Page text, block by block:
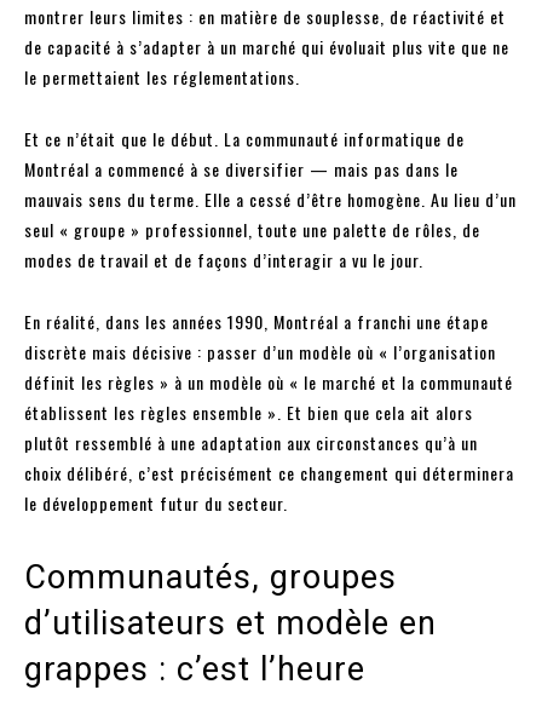
montrer leurs limites : en matière de souplesse, de réactivité et
de capacité à s’adapter à un marché qui évoluait plus vite que ne
le permettaient les réglementations.
Et ce n’était que le début. La communauté informatique de
Montréal a commencé à se diversifier — mais pas dans le
mauvais sens du terme. Elle a cessé d’être homogène. Au lieu d’un
seul « groupe » professionnel, toute une palette de rôles, de
modes de travail et de façons d’interagir a vu le jour.
En réalité, dans les années 1990, Montréal a franchi une étape
discrète mais décisive : passer d’un modèle où « l’organisation
définit les règles » à un modèle où « le marché et la communauté
établissent les règles ensemble ». Et bien que cela ait alors
plutôt ressemblé à une adaptation aux circonstances qu’à un
choix délibéré, c’est précisément ce changement qui déterminera
le développement futur du secteur.
Communautés, groupes
d’utilisateurs et modèle en
grappes : c’est l’heure